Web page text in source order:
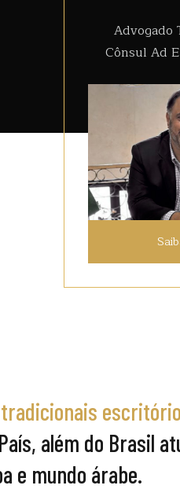
Advogado
Cônsul Ad
tradicionais
além do Brasil
e mundo árabe.